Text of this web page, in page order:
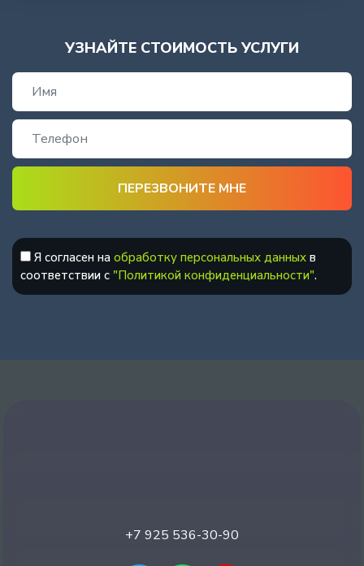
УЗНАЙТЕ СТОИМОСТЬ УСЛУГИ
Я согласен на обработку персональных данных в
соответствии с "Политикой конфиденциальности".
+7 925 536-30-90